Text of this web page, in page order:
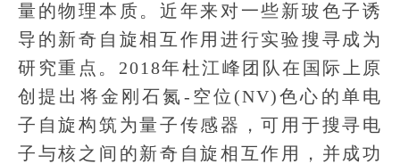
量的物理本质。近年来对一些新玻色子诱
导的新奇自旋相互作用进行实验搜寻成为
研究重点。2018年杜江峰团队在国际上原
创提出将金刚石氮-空位(NV)色心的单电
子自旋构筑为量子传感器，可用于搜寻电
子与核之间的新奇自旋相互作用，并成功